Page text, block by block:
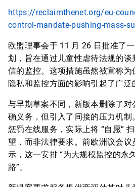
https://reclaimthenet.org/eu-
control-mandate-pushing-mass-
欧盟理事会于 11 月 26 日批准了
划，旨在通过儿童性虐待法规的谈
信的监控。这项措施虽然被宣称
隐私和监控方面的影响引起了广泛
与早期草案不同，新版本删除了
确义务，但引入了间接的压力机
惩罚在线服务，实际上将 “自愿”
望，而非法律要求。前欧洲议会
示，这一安排 “为大规模监控的永
路”。